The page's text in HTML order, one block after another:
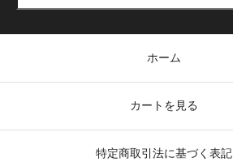
ホーム
カートを見る
特定商取引法に基づく表記